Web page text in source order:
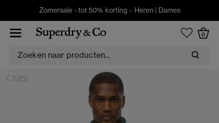
Zomersale - tot 50% korting - Heren | Dames
0
TOPS